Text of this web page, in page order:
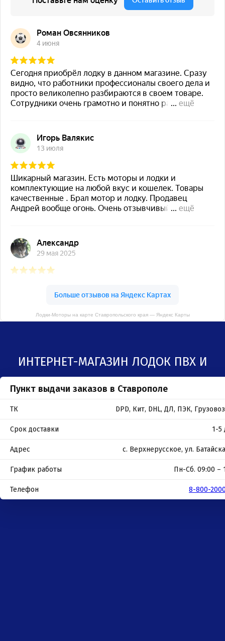
Лодки-Моторы на карте Ставропольского края — Яндекс Карты
ИНТЕРНЕТ-МАГАЗИН ЛОДОК ПВХ И
ЛОДОЧНЫХ МОТОРОВ В СТАВРОПОЛЕ
Пункт выдачи заказов в Ставрополе
ТК DPD, Кит, DHL, ДЛ, ПЭК,
Срок доставки 1-5
Адрес с. Верхнерусское, ул.
График работы Пн-Сб. 09:00 –
Телефон 8-800-